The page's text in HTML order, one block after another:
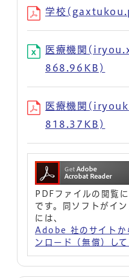
学校
医療機関
868.96KB)
医療機関
818.37KB)
PDFファイルの閲覧
です。同ソフトがイ
には、
Adobe 社のサイト
ンロード（無償）して